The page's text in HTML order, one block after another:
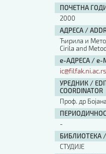
ПОЧЕТНА
2000
АДРЕСА /
Ћирила и
Cirila and
е-АДРЕСА / e-
ic@filfak.ni.ac.rs
УРЕДНИК /
COORDINATOR
Проф. др
-
БИБЛИОТЕКА /
СТУДИЈЕ